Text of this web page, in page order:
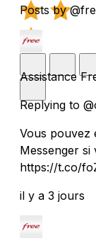
Posts by
Assistance
Replying to
Vous pouvez
Messenger
https://t.co/
il y a 3 jours